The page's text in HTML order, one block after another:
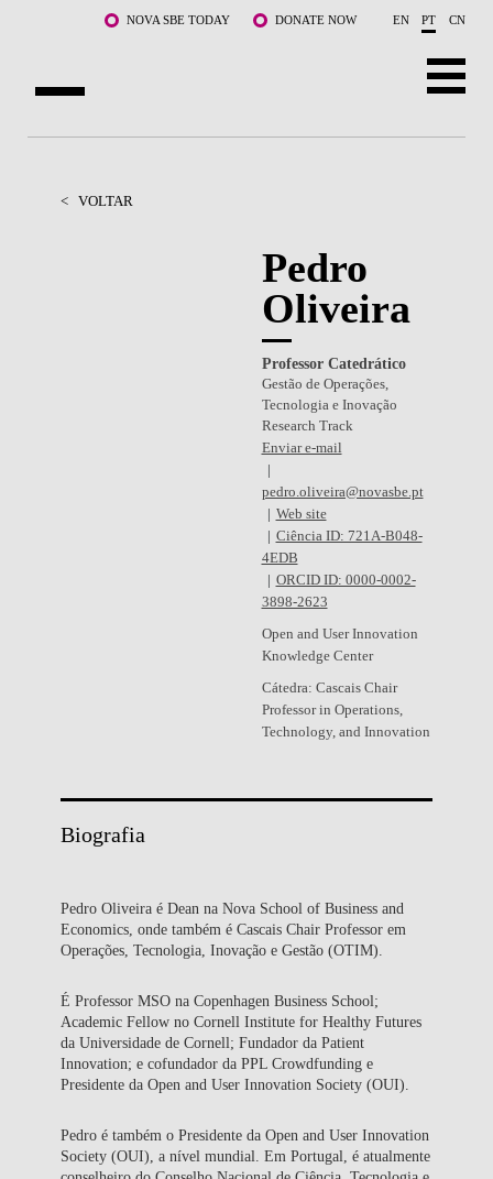
Saltar para o conteúdo principalNOVA SBE TODAY DONATE NOW EN PT CN
CURSOS
< VOLTAR
Pedro
Oliveira
Professor Catedrático
Gestão de Operações,
Tecnologia e Inovação
Research Track
Enviar e-mail
pedro.oliveira@novasbe.pt
Web site
Ciência ID: 721A-B048-
4EDB
ORCID ID: 0000-0002-
3898-2623
Open and User Innovation
Knowledge Center
Cátedra: Cascais Chair
Professor in Operations,
Technology, and Innovation
Biografia
Pedro Oliveira é Dean na Nova School of Business and
Economics, onde também é Cascais Chair Professor em
Operações, Tecnologia, Inovação e Gestão (OTIM).
É Professor MSO na Copenhagen Business School;
Academic Fellow no Cornell Institute for Healthy Futures
da Universidade de Cornell; Fundador da Patient
Innovation; e cofundador da PPL Crowdfunding e
Presidente da Open and User Innovation Society (OUI).
Pedro é também o Presidente da Open and User Innovation
Society (OUI), a nível mundial. Em Portugal, é atualmente